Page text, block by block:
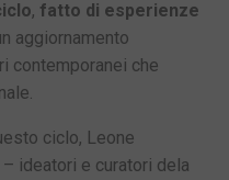
, fatto di esperienze
aggiornamento
contemporanei che
ciclo, Leone
ideatori e curatori dela